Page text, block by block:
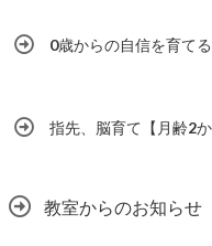
0歳からの自信を育て
指先、脳育て【月齢2
教室からのお知らせ